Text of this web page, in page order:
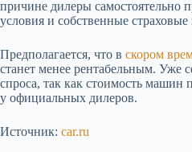
причине дилеры самостоятельно
условия и собственные
Предполагается, что в скором
станет менее рентабельным. Уже
спроса, так как стоимость машин
у официальных дилеров.
Источник: car.ru